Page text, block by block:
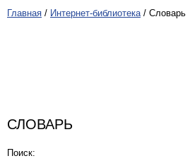
Главная / Интернет-библиотека / Словарь
СЛОВАРЬ
Поиск: